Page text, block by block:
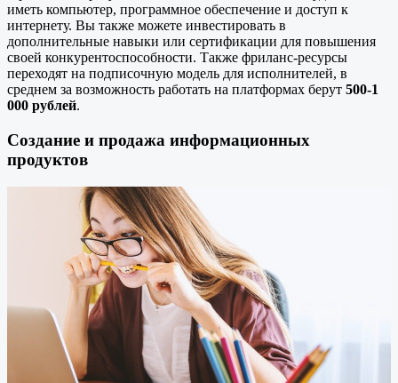
иметь компьютер, программное обеспечение и доступ к
интернету. Вы также можете инвестировать в
дополнительные навыки или сертификации для повышения
своей конкурентоспособности. Также фриланс-ресурсы
переходят на подписочную модель для исполнителей, в
среднем за возможность работать на платформах берут 500-1
000 рублей.
Создание и продажа информационных
продуктов